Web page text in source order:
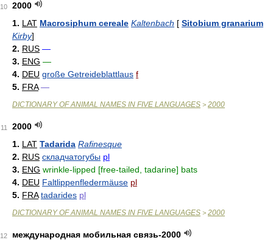
10
2000
1. LAT Macrosiphum cereale Kaltenbach [ Sitobium granarium
Kirby]
2. RUS —
3. ENG —
4. DEU große Getreideblattlaus f
5. FRA —
DICTIONARY OF ANIMAL NAMES IN FIVE LANGUAGES > 2000
11
2000
1. LAT Tadarida Rafinesque
2. RUS складчатогубы pl
3. ENG wrinkle-lipped [free-tailed, tadarine] bats
4. DEU Faltlippenfledermäuse pl
5. FRA tadarides pl
DICTIONARY OF ANIMAL NAMES IN FIVE LANGUAGES > 2000
12
международная мобильная связь-2000